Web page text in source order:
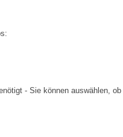
- Sie können auswählen, ob